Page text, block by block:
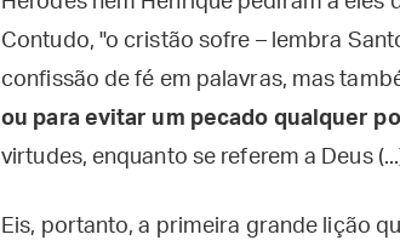
Contudo, "o cristão sofre – lembra
confissão de fé em palavras, mas
ou para evitar um pecado qualquer
virtudes, enquanto se referem a Deus
Eis, portanto, a primeira grande lição